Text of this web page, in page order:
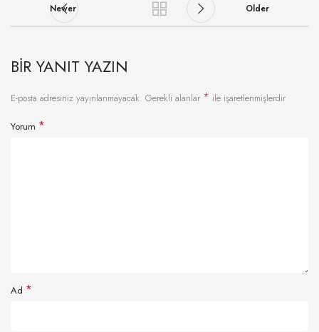
Newer Older
BIR YANIT YAZIN
E-posta adresiniz yayınlanmayacak. Gerekli alanlar * ile işaretlenmişlerdir
Yorum *
Ad *